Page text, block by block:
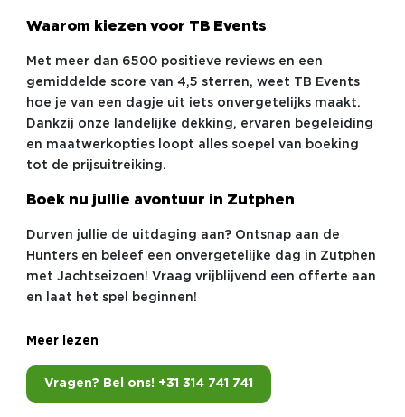
Waarom kiezen voor TB Events
Met meer dan 6500 positieve reviews en een
gemiddelde score van 4,5 sterren, weet TB Events
hoe je van een dagje uit iets onvergetelijks maakt.
Dankzij onze landelijke dekking, ervaren begeleiding
en maatwerkopties loopt alles soepel van boeking
tot de prijsuitreiking.
Boek nu jullie avontuur in Zutphen
Durven jullie de uitdaging aan? Ontsnap aan de
Hunters en beleef een onvergetelijke dag in Zutphen
met Jachtseizoen! Vraag vrijblijvend een offerte aan
en laat het spel beginnen!
Meer lezen
Vragen? Bel ons! +31 314 741 741